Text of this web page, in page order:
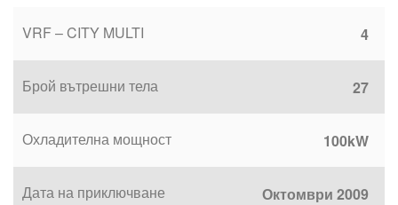
VRF – CITY MULTI 4
Брой вътрешни тела 27
Охладителна мощност 100kW
Дата на приключване Октомври 2009